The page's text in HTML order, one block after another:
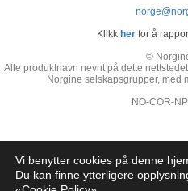
Klikk her for å
©
Alle produktnavn nevnt på dette
Norgine selskapsgrupper, med
NO-COR-
Vi benytter cookies på denne
Du kan finne ytterligere